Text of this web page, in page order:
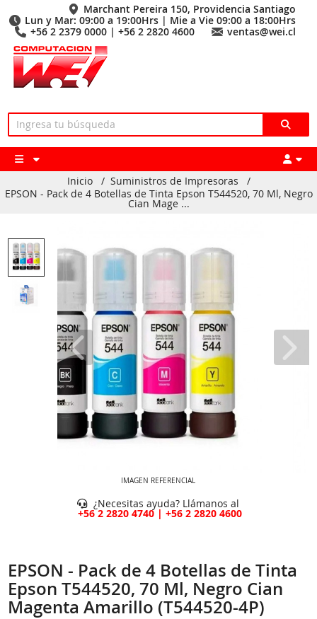
Marchant Pereira 150, Providencia Santiago
Lun y Mar: 09:00 a 19:00Hrs | Mie a Vie 09:00 a 18:00Hrs
+56 2 2379 0000 | +56 2 2820 4600
ventas@wei.cl
Inicio / Suministros de Impresoras
/
EPSON - Pack de 4 Botellas de Tinta Epson T544520, 70 Ml, Negro
Cian Mage ...
IMAGEN REFERENCIAL
¿Necesitas ayuda? Llámanos al
+56 2 2820 4740 | +56 2 2820 4600
EPSON - Pack de 4 Botellas de Tinta
Epson T544520, 70 Ml, Negro Cian
Magenta Amarillo (T544520-4P)